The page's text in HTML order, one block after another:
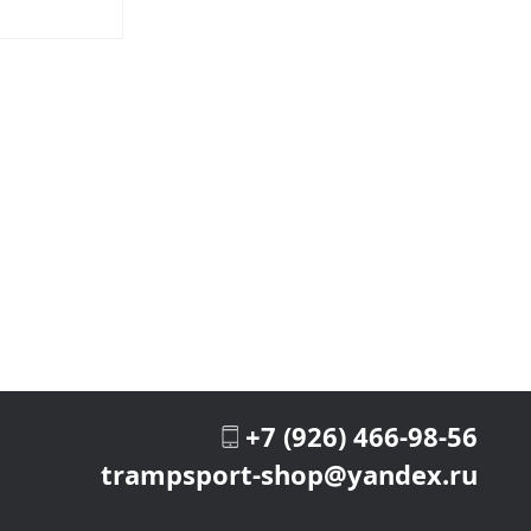
+7 (926) 466-98-56
trampsport-shop@yandex.ru